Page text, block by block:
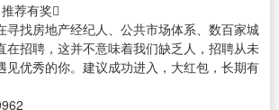
荐有奖
寻找房地产经纪人、公共市场体系、数百家城
在招聘，这并不意味着我们缺乏人，招聘从未
见优秀的你。建议成功进入，大红包，长期有